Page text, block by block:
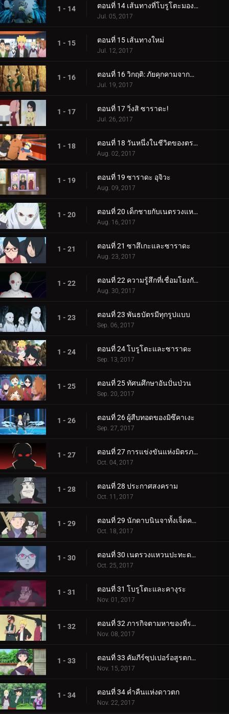
1 - 14 ตอนที่ 14 เส้นทางที่โบรูโตะมองเห็น
Jul. 05, 2017
1 - 15 ตอนที่ 15 เส้นทางใหม่
Jul. 12, 2017
1 - 16 ตอนที่ 16 วิกฤติ: ภัยคุกคามจากความล้มเหลว!
Jul. 19, 2017
1 - 17 ตอนที่ 17 วิ่งสิ ซาราดะ!
Jul. 26, 2017
1 - 18 ตอนที่ 18 วันหนึ่งในชีวิตของตระกูลอุซึมากิ
Aug. 02, 2017
1 - 19 ตอนที่ 19 ซาราดะ อุจิวะ
Aug. 09, 2017
1 - 20 ตอนที่ 20 เด็กชายกับเนตรวงแหวน
Aug. 16, 2017
1 - 21 ตอนที่ 21 ซาสึเกะและซาราดะ
Aug. 23, 2017
1 - 22 ตอนที่ 22 ความรู้สึกที่เชื่อมโยงกัน
Aug. 30, 2017
1 - 23 ตอนที่ 23 พันธบัตรมีทุกรูปแบบ
Sep. 06, 2017
1 - 24 ตอนที่ 24 โบรูโตะและซาราดะ
Sep. 13, 2017
1 - 25 ตอนที่ 25 ทัศนศึกษาอันปั่นป่วน
Sep. 20, 2017
1 - 26 ตอนที่ 26 ผู้สืบทอดของมิซึคาเงะ
Sep. 27, 2017
1 - 27 ตอนที่ 27 การแข่งขันแห่งมิตรภาพของชิโนบิ
Oct. 04, 2017
1 - 28 ตอนที่ 28 ประกาศสงคราม
Oct. 11, 2017
1 - 29 ตอนที่ 29 นักดาบนินจาทั้งเจ็ดคนใหม่!
Oct. 18, 2017
1 - 30 ตอนที่ 30 เนตรวงแหวนปะทะดาบสายฟ้า เขี้ยวคิบะ!
Oct. 25, 2017
1 - 31 ตอนที่ 31 โบรูโตะและคางุระ
Nov. 01, 2017
1 - 32 ตอนที่ 32 ภารกิจตามหาของที่ระลึก
Nov. 08, 2017
1 - 33 ตอนที่ 33 คัมภีร์ซุปเปอร์อสูรตกต่ำ!
Nov. 15, 2017
1 - 34 ตอนที่ 34 ค่ำคืนแห่งดาวตก
Nov. 22, 2017